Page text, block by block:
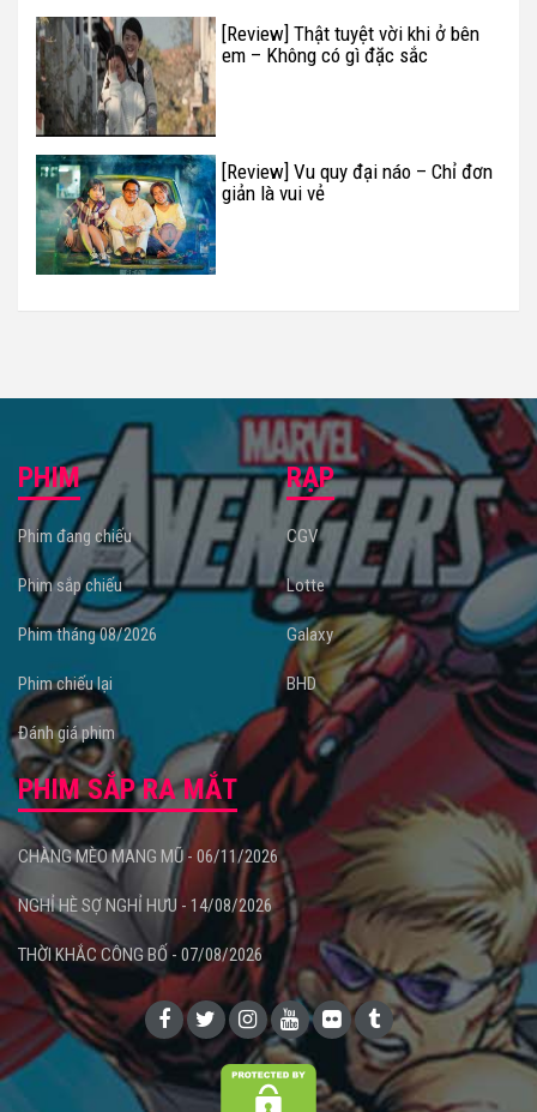
[Review] Thật tuyệt vời khi ở bên
em – Không có gì đặc sắc
[Review] Vu quy đại náo – Chỉ đơn
giản là vui vẻ
PHIM
Phim đang chiếu
Phim sắp chiếu
Phim tháng 08/2026
Phim chiếu lại
Đánh giá phim
RẠP
CGV
Lotte
Galaxy
BHD
PHIM SẮP RA MẮT
CHÀNG MÈO MANG MŨ - 06/11/2026
NGHỈ HÈ SỢ NGHỈ HƯU - 14/08/2026
THỜI KHẮC CÔNG BỐ - 07/08/2026